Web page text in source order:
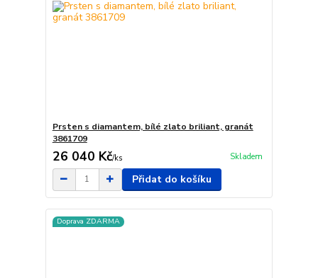
Prsten s diamantem, bílé zlato briliant, granát
3861709
26 040 Kč/ks Skladem
Přidat do košíku
Doprava ZDARMA